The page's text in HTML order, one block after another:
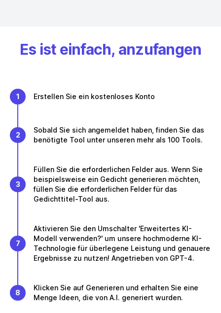
Es ist einfach, anzufangen
1 Erstellen Sie ein kostenloses Konto
2
Sobald Sie sich angemeldet haben, finden Sie das
benötigte Tool unter unseren mehr als 100 Tools.
3
Füllen Sie die erforderlichen Felder aus. Wenn Sie
beispielsweise ein Gedicht generieren möchten,
füllen Sie die erforderlichen Felder für das
Gedichttitel-Tool aus.
7
Aktivieren Sie den Umschalter 'Erweitertes KI-
Modell verwenden?' um unsere hochmoderne KI-
Technologie für überlegene Leistung und genauere
Ergebnisse zu nutzen! Angetrieben von GPT-4.
8
Klicken Sie auf Generieren und erhalten Sie eine
Menge Ideen, die von A.I. generiert wurden.